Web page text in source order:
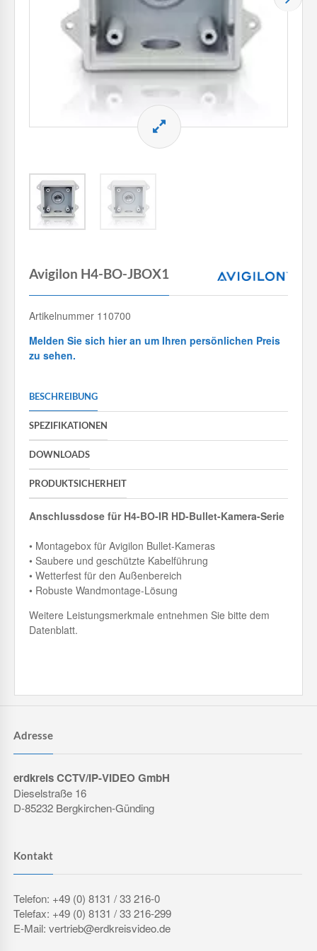
Avigilon H4-BO-JBOX1
Artikelnummer 110700
Melden Sie sich hier an um Ihren persönlichen Preis
zu sehen.
BESCHREIBUNG
SPEZIFIKATIONEN
DOWNLOADS
PRODUKTSICHERHEIT
Anschlussdose für H4-BO-IR HD-Bullet-Kamera-Serie
• Montagebox für Avigilon Bullet-Kameras
• Saubere und geschützte Kabelführung
• Wetterfest für den Außenbereich
• Robuste Wandmontage-Lösung
Weitere Leistungsmerkmale entnehmen Sie bitte dem
Datenblatt.
Adresse
erdkreis CCTV/IP-VIDEO GmbH
Dieselstraße 16
D-85232 Bergkirchen-Günding
Kontakt
Telefon: +49 (0) 8131 / 33 216-0
Telefax: +49 (0) 8131 / 33 216-299
E-Mail: vertrieb@erdkreisvideo.de